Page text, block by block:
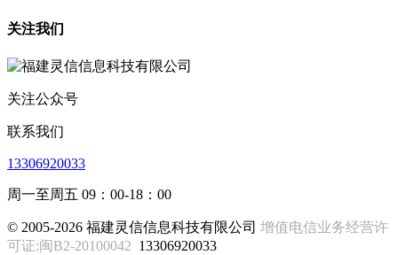
关注我们
关注公众号
联系我们
13306920033
周一至周五 09：00-18：00
© 2005-2026 福建灵信信息科技有限公司 增值电信业务经营许
可证:闽B2-20100042 13306920033